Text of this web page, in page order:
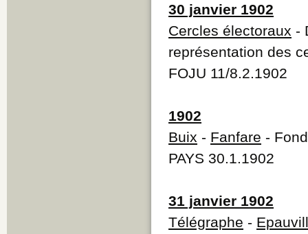
30 janvier 1902
Cercles électoraux -
représentation des
FOJU 11/8.2.1902
1902
Buix - Fanfare -
PAYS 30.1.1902
31 janvier 1902
Télégraphe -